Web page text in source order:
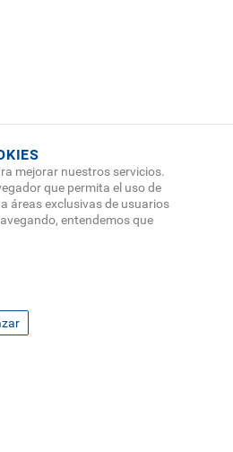
mejorar nuestros servicios.
que permita el uso de
áreas exclusivas de usuarios
entendemos que